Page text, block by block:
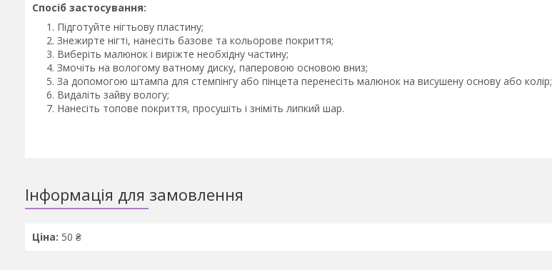
Спосіб застосування:
Підготуйте нігтьову пластину;
Знежирте нігті, нанесіть базове та кольорове покриття;
Виберіть малюнок і виріжте необхідну частину;
Змочіть на вологому ватному диску, паперовою основою вниз;
За допомогою штампа для стемпінгу або пінцета перенесіть малюнок на висушену основу або колір;
Видаліть зайву вологу;
Нанесіть топове покриття, просушіть і зніміть липкий шар.
Інформація для замовлення
Ціна: 50 ₴